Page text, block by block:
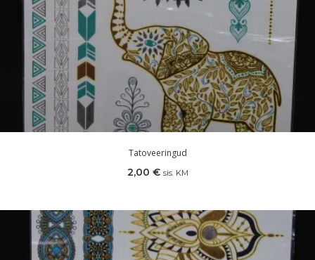
Tatoveeringud
2,00 € sis. KM